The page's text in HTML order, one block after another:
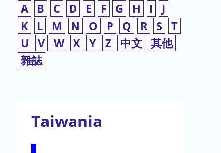
A B C D E F G H I
J
K
L M N O P Q R S T
U
V W X Y Z 中文 其他
雜誌
Taiwania